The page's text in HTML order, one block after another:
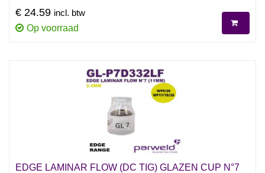
€ 24.59 incl. btw
Op voorraad
EDGE LAMINAR FLOW (DC TIG) GLAZEN CUP N°7